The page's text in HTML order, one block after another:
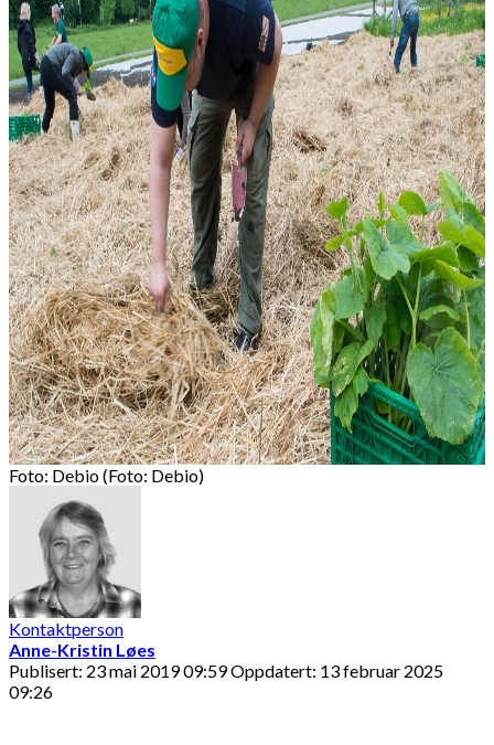
Foto: Debio (Foto: Debio)
Kontaktperson
Anne-Kristin Løes
Publisert: 23 mai 2019 09:59Oppdatert: 13 februar 2025
09:26